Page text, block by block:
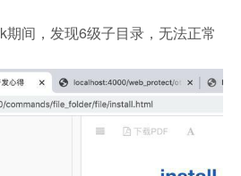
间，发现6级子目录，无法正常